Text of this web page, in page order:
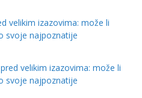
velikim izazovima: može li
svoje najpoznatije
velikim izazovima: može li
svoje najpoznatije